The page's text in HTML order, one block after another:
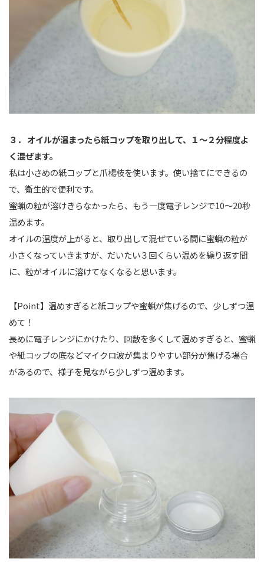
３． オイルが温まったら紙コップを取り出して、１～２分程度よ
く混ぜます。
私は小さめの紙コップと爪楊枝を使います。使い捨てにできるの
で、衛生的で便利です。
蜜蝋の粒が溶けきらなかったら、もう一度電子レンジで10～20秒
温めます。
オイルの温度が上がると、取り出して混ぜている間に蜜蝋の粒が
小さくなっていきますが、だいたい３回くらい温めを繰り返す間
に、粒がオイルに溶けてなくなると思います。
【Point】温めすぎると紙コップや蜜蝋が焦げるので、少しずつ温
めて！
長めに電子レンジにかけたり、回数を多くして温めすぎると、蜜蝋
や紙コップの底などマイクロ波が集まりやすい部分が焦げる場合
があるので、様子を見ながら少しずつ温めます。